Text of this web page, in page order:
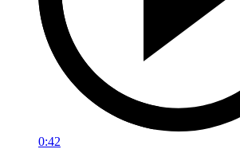
0:42